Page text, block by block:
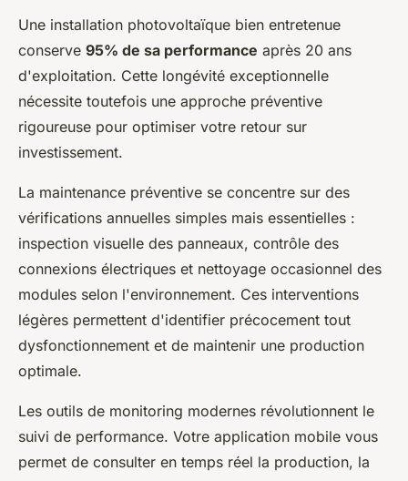
Une installation photovoltaïque bien entretenue
conserve 95% de sa performance après 20 ans
d'exploitation. Cette longévité exceptionnelle
nécessite toutefois une approche préventive
rigoureuse pour optimiser votre retour sur
investissement.
La maintenance préventive se concentre sur des
vérifications annuelles simples mais essentielles :
inspection visuelle des panneaux, contrôle des
connexions électriques et nettoyage occasionnel des
modules selon l'environnement. Ces interventions
légères permettent d'identifier précocement tout
dysfonctionnement et de maintenir une production
optimale.
Les outils de monitoring modernes révolutionnent le
suivi de performance. Votre application mobile vous
permet de consulter en temps réel la production, la